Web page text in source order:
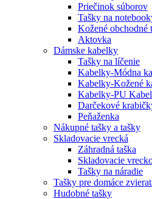
Priečinok súborov
Tašky na
Kožené obchodné
Aktovka
Dámske kabelky
Tašky na líčenie
Kabelky-Módna
Kabelky-Kožené
Kabelky-PU
Darčekové
Peňaženka
Nákupné tašky a tašky
Skladovacie vrecká
Záhradná taška
Skladovacie
Tašky na náradie
Tašky pre domáce
Hudobné tašky